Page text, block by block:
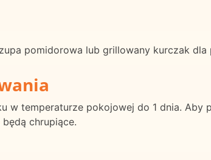
pomidorowa lub grillowany kurczak
w temperaturze pokojowej do 1 dnia. Aby
chrupiące.